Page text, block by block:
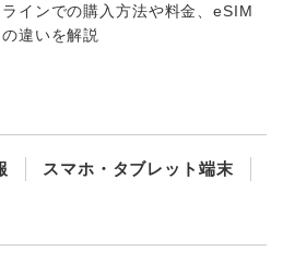
ラインでの購入方法や料金、eSIM
の違いを解説
スマホ・タブレット端末